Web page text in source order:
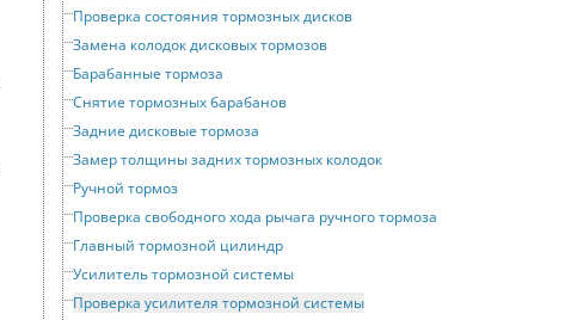
Проверка состояния тормозных дисков
Замена колодок дисковых тормозов
Барабанные тормоза
Снятие тормозных барабанов
Задние дисковые тормоза
Замер толщины задних тормозных колодок
Ручной тормоз
Проверка свободного хода рычага ручного тормоза
Главный тормозной цилиндр
Усилитель тормозной системы
Проверка усилителя тормозной системы